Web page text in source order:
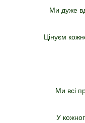
Ми дуже
Цінуєм
Ми всі
У